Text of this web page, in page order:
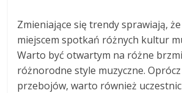
Zmieniające się trendy sprawiają,
miejscem spotkań różnych kultur
Warto być otwartym na różne
różnorodne style muzyczne.
przebojów, warto również